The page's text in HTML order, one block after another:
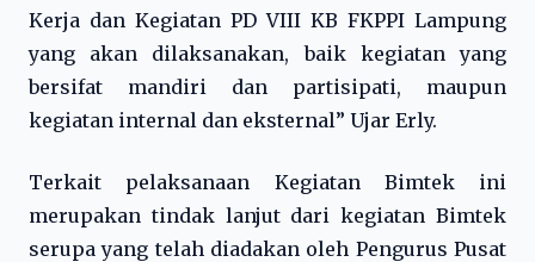
Kerja dan Kegiatan PD VIII KB FKPPI Lampung
yang akan dilaksanakan, baik kegiatan yang
bersifat mandiri dan partisipati, maupun
kegiatan internal dan eksternal” Ujar Erly.
Terkait pelaksanaan Kegiatan Bimtek ini
merupakan tindak lanjut dari kegiatan Bimtek
serupa yang telah diadakan oleh Pengurus Pusat